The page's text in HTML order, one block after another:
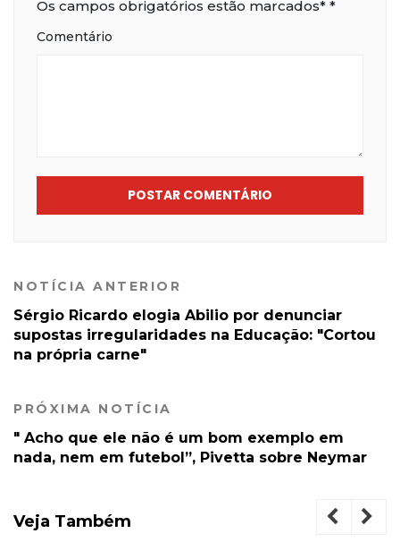
Os campos obrigatórios estão marcados* *
Comentário
POSTAR COMENTÁRIO
NOTÍCIA ANTERIOR
Sérgio Ricardo elogia Abilio por denunciar
supostas irregularidades na Educação: "Cortou
na própria carne"
PRÓXIMA NOTÍCIA
" Acho que ele não é um bom exemplo em
nada, nem em futebol”, Pivetta sobre Neymar
Veja Também